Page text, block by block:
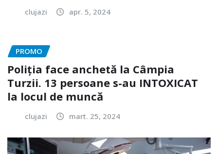
clujazi apr. 5, 2024
PROMO
Poliția face anchetă la Câmpia
Turzii. 13 persoane s-au INTOXICAT
la locul de muncă
clujazi mart. 25, 2024